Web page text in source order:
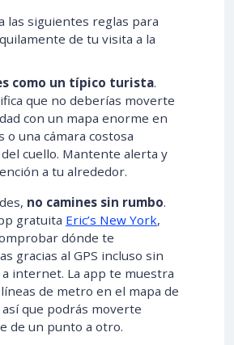
las siguientes reglas para
de tu visita a la
como un típico turista.
que no deberías moverte
con un mapa enorme en
o una cámara costosa
cuello. Mantente alerta y
a tu alrededor.
no camines sin rumbo.
gratuita Eric’s New York,
dónde te
gracias al GPS incluso sin
internet. La app te muestra
de metro en el mapa de
así que podrás moverte
de un punto a otro.